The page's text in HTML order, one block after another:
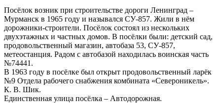
Посёлок возник при строительстве дороги Ленинград –
Мурманск в 1965 году и назывался СУ-857. Жили в нём
дорожники-строители. Посёлок состоял из нескольких
двухэтажных и частных домов. В посёлки были: детский сад,
продовольственный магазин, автобаза 53, СУ-857,
метеостанция. Радом с автобазой находилась воинская часть
№74441.
В 1963 году в посёлке был открыт продовольственный ларёк
№9 Отдела рабочего снабжения комбината «Североникель».
К. В. Шик.
Единственная улица посёлка – Автодорожная.